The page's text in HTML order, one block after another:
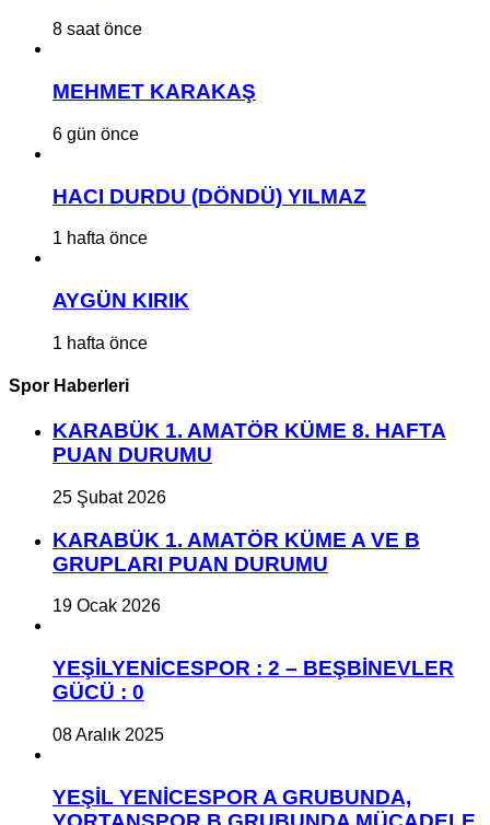
8 saat önce
MEHMET KARAKAŞ
6 gün önce
HACI DURDU (DÖNDÜ) YILMAZ
1 hafta önce
AYGÜN KIRIK
1 hafta önce
Spor Haberleri
KARABÜK 1. AMATÖR KÜME 8. HAFTA
PUAN DURUMU
25 Şubat 2026
KARABÜK 1. AMATÖR KÜME A VE B
GRUPLARI PUAN DURUMU
19 Ocak 2026
YEŞİLYENİCESPOR : 2 – BEŞBİNEVLER
GÜCÜ : 0
08 Aralık 2025
YEŞİL YENİCESPOR A GRUBUNDA,